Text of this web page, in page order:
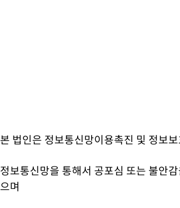
본 법인은 정보통신망이용촉진 및 정보
정보통신망을 통해서 공포심 또는 불안
으며